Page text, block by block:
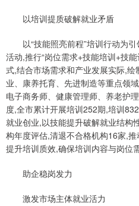
以培训提质破解就业矛盾
以“技能照亮前程”培训行动为引
活动,推行“岗位需求+技能培训+技
式,结合市场需求和产业发展实际,绘
业、康养托育、先进制造等重点领
电子商务师、健康管理师、养老护
度,全市累计开展培训252期,培训
就业创业,以技能提升破解就业结构
构年度评估,清退不合格机构16家,
提升培训质效,确保培训内容与岗位
助企稳岗发力
激发市场主体就业活力